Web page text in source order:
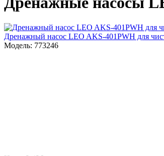
Дренажный насос LEO AKS-401PWH для
Модель: 773246